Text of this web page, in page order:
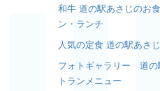
和牛 道の駅あさじのお
ン・ランチ
人気の定食 道の駅あさ
フォトギャラリー 道
トランメニュー